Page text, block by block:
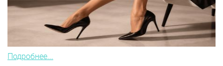
Подробнее...